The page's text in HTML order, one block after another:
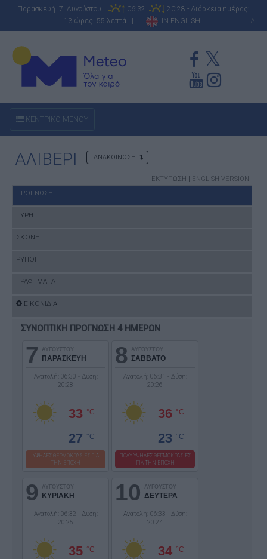
Παρασκευή 7 Αυγούστου 06:32
20:28 - Διάρκεια ημέρας:
13 ώρες, 55 λεπτά |
IN ENGLISH A
ΚΕΝΤΡΙΚΟ ΜΕΝΟΥ
ΑΛΙΒΕΡΙ ΑΝΑΚΟΙΝΩΣΗ
ΕΚΤΥΠΩΣΗ | ENGLISH VERSION
ΠΡΟΓΝΩΣΗ
ΓΥΡΗ
ΣΚΟΝΗ
ΡΥΠΟΙ
ΓΡΑΦΗΜΑΤΑ
ΕΙΚΟΝΙΔΙΑ
ΣΥΝΟΠΤΙΚΗ ΠΡΟΓΝΩΣΗ 4 ΗΜΕΡΩΝ
7 ΑΥΓΟΥΣΤΟΥ
ΠΑΡΑΣΚΕΥΗ
Ανατολή: 06:30 - Δύση:
20:28
33 °C
27 °C
ΥΨΗΛΕΣ ΘΕΡΜΟΚΡΑΣΙΕΣ ΓΙΑ
ΤΗΝ ΕΠΟΧΗ
8 ΑΥΓΟΥΣΤΟΥ
ΣΑΒΒΑΤΟ
Ανατολή: 06:31 - Δύση:
20:26
36 °C
23 °C
ΠΟΛΥ ΥΨΗΛΕΣ ΘΕΡΜΟΚΡΑΣΙΕΣ
ΓΙΑ ΤΗΝ ΕΠΟΧΗ
9 ΑΥΓΟΥΣΤΟΥ
ΚΥΡΙΑΚΗ
Ανατολή: 06:32 - Δύση:
20:25
35 °C
10 ΑΥΓΟΥΣΤΟΥ
ΔΕΥΤΕΡΑ
Ανατολή: 06:33 - Δύση:
20:24
34 °C